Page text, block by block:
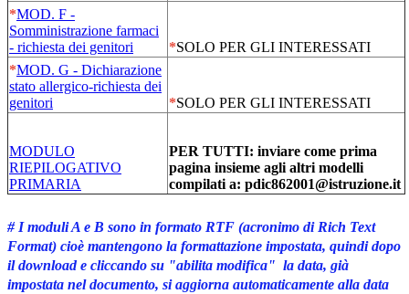
*MOD. F -
Somministrazione farmaci
- richiesta dei genitori
*SOLO PER GLI INTERESSATI
*MOD. G - Dichiarazione
stato allergico-richiesta dei
genitori
*SOLO PER GLI INTERESSATI
MODULO
RIEPILOGATIVO
PRIMARIA
PER TUTTI: inviare come prima
pagina insieme agli altri modelli
compilati a: pdic862001@istruzione.it
# I moduli A e B sono in formato RTF (acronimo di Rich Text
Format) cioè mantengono la formattazione impostata, quindi dopo
il download e cliccando su "abilita modifica" la data, già
impostata nel documento, si aggiorna automaticamente alla data